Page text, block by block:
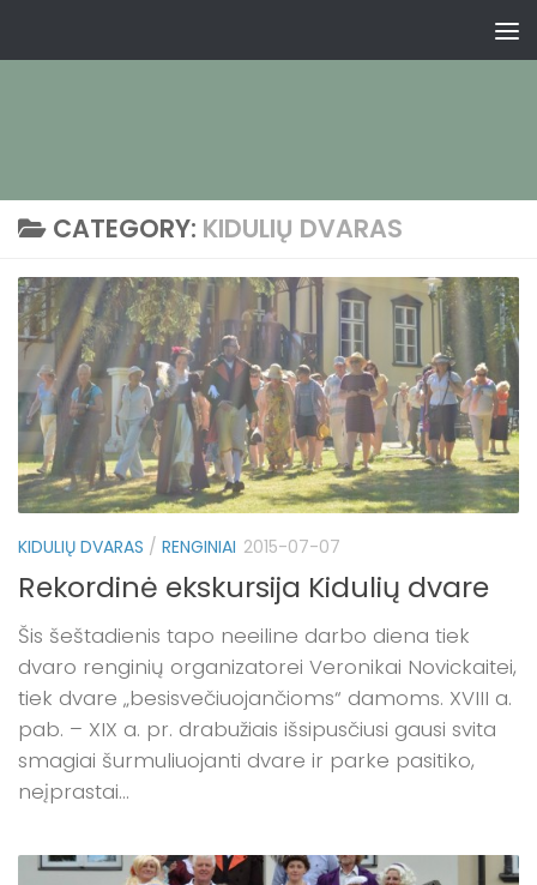
CATEGORY: KIDULIŲ DVARAS
KIDULIŲ DVARAS / RENGINIAI 2015-07-07
Rekordinė ekskursija Kidulių dvare
Šis šeštadienis tapo neeiline darbo diena tiek
dvaro renginių organizatorei Veronikai Novickaitei,
tiek dvare „besisvečiuojančioms“ damoms. XVIII a.
pab. – XIX a. pr. drabužiais išsipusčiusi gausi svita
smagiai šurmuliuojanti dvare ir parke pasitiko,
neįprastai...